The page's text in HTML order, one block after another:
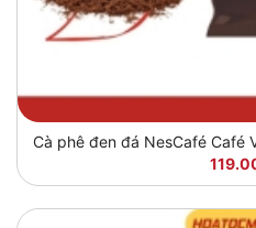
Cà phê đen đá NesCafé Café